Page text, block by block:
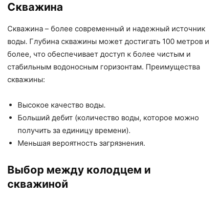
Скважина
Скважина – более современный и надежный источник
воды. Глубина скважины может достигать 100 метров и
более, что обеспечивает доступ к более чистым и
стабильным водоносным горизонтам. Преимущества
скважины:
Высокое качество воды.
Больший дебит (количество воды, которое можно
получить за единицу времени).
Меньшая вероятность загрязнения.
Выбор между колодцем и
скважиной